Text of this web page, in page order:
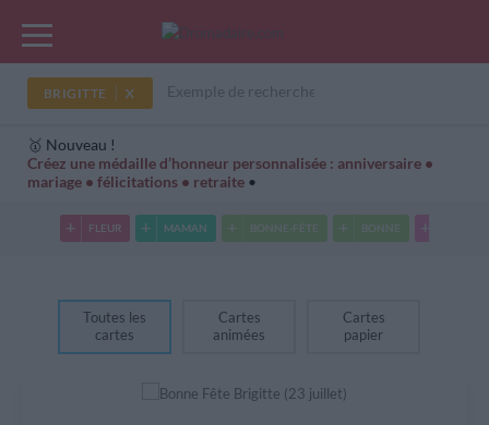
BRIGITTE
🥇 Nouveau !
Créez une médaille d’honneur personnalisée : anniversaire •
mariage • félicitations • retraite •
Cartes Hiver Cadeaux années de naissance
FLEUR MAMAN BONNE-FÊTE BONNE
Toutes les
cartes
Cartes
animées
Cartes
papier